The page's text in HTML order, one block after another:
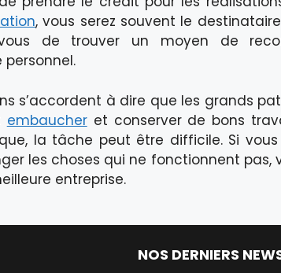
, vous serez souvent le
vous de trouver un moyen de
s’accordent à dire que les grands
embaucheret conserver de bons
la tâche peut être difficile. Si
les choses qui ne fonctionnent pas,
entreprise.
NOS DERNIERS